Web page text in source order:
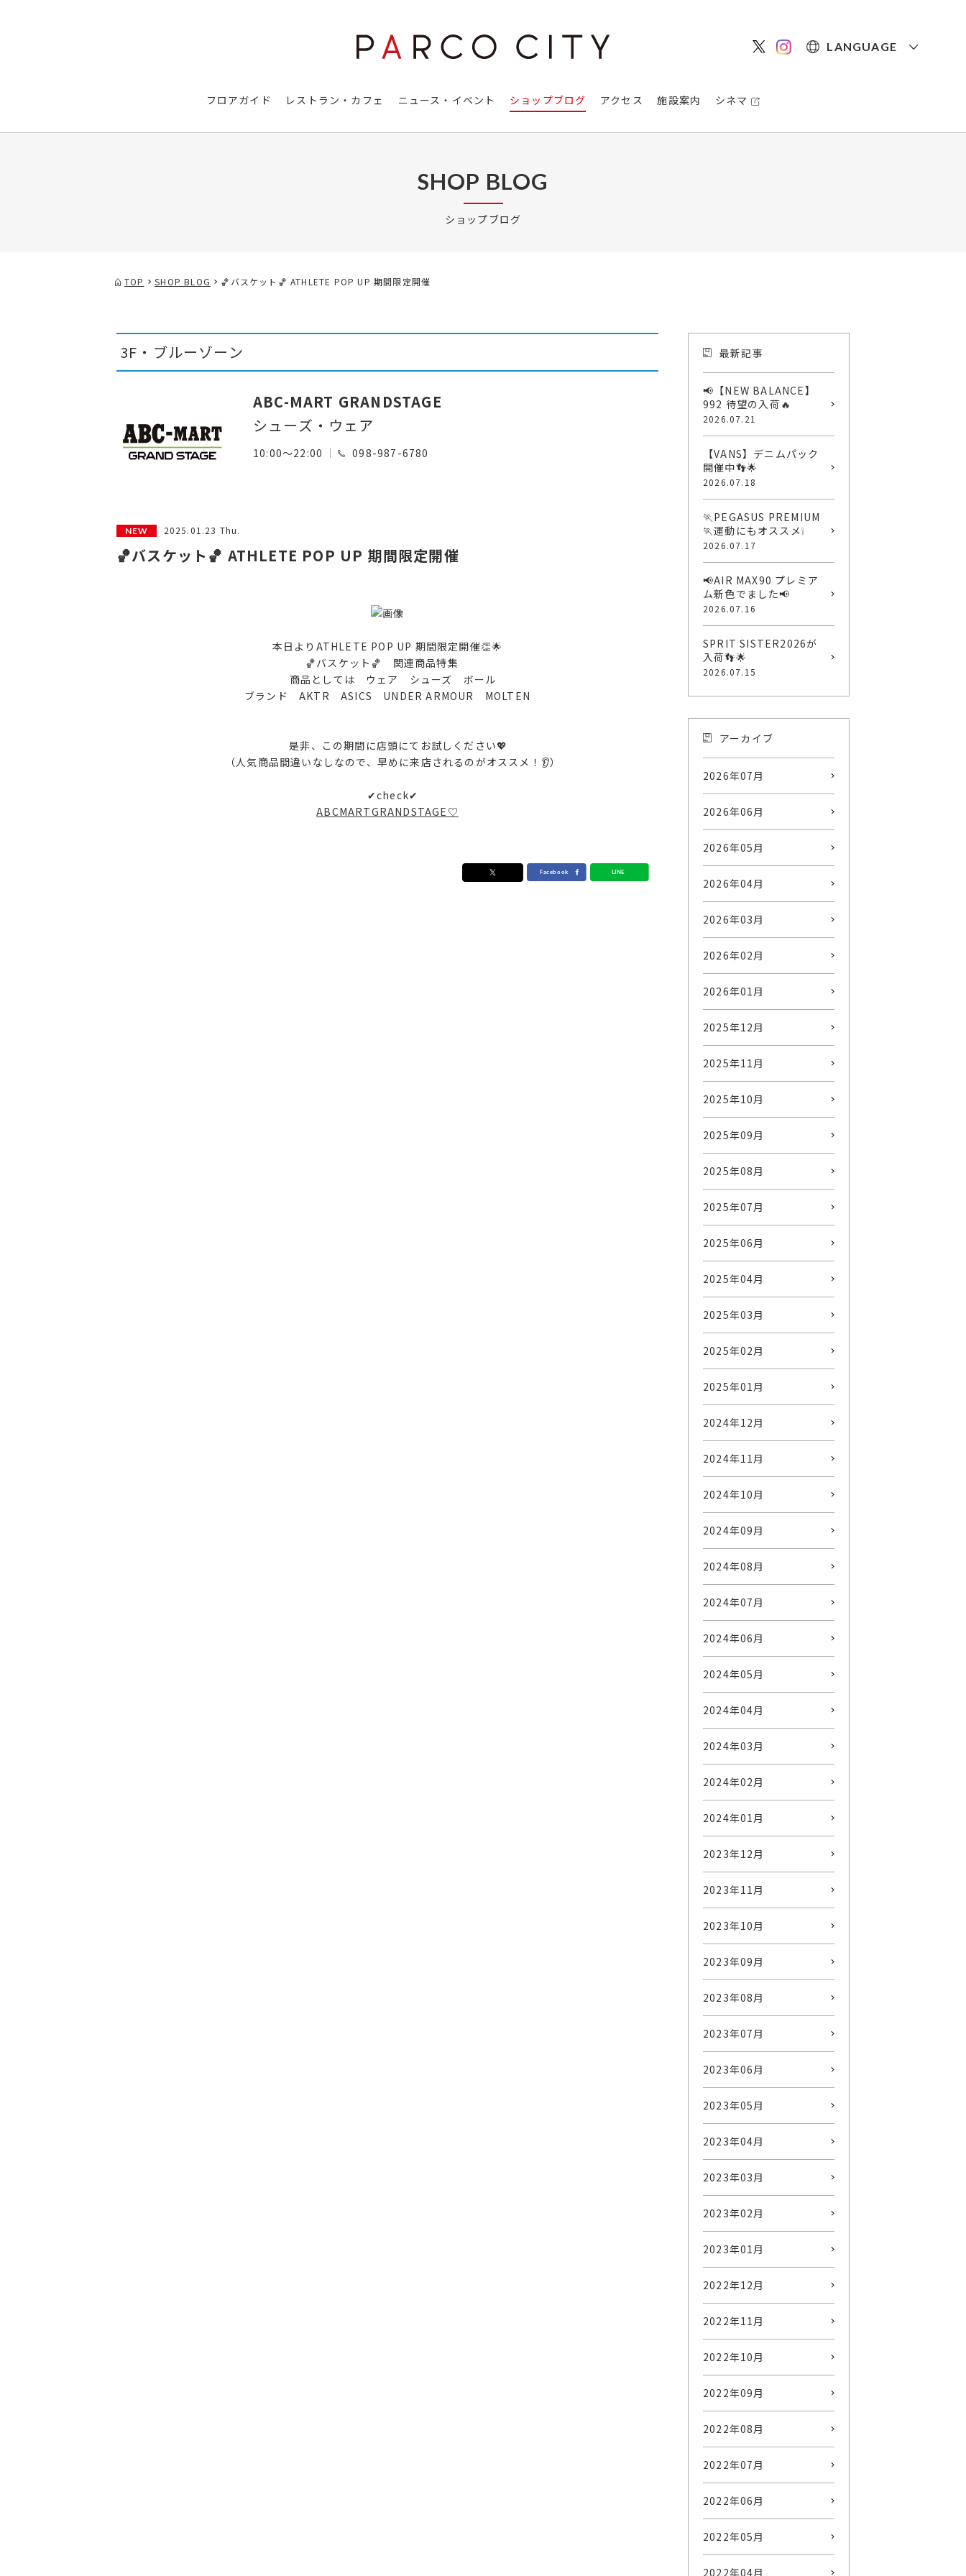
LANGUAGE
フロアガイド レストラン・カフェ ニュース・イベント ショップブログ アクセス 施設案内 シネマ
SHOP BLOG
ショップブログ
TOP SHOP BLOG 🏀バスケット🏀 ATHLETE POP UP 期間限定開催
3F・ブルーゾーン
ABC-MART GRANDSTAGE
シューズ・ウェア
10:00～22:00 098-987-6780
2025.01.23 Thu.
🏀バスケット🏀 ATHLETE POP UP 期間限定開催
本日よりATHLETE POP UP 期間限定開催👏🌟
🏀バスケット🏀 関連商品特集
商品としては ウェア シューズ ボール
ブランド AKTR ASICS UNDER ARMOUR MOLTEN
是非、この期間に店頭にてお試しください💖
（人気商品間違いなしなので、早めに来店されるのがオススメ！👂）
✔check✔
ABCMARTGRANDSTAGE♡
最新記事
📢【NEW BALANCE】
992 待望の入荷🔥
2026.07.21
【VANS】デニムパック
開催中👣🌟
2026.07.18
🏃PEGASUS PREMIUM
🏃運動にもオススメ❕
2026.07.17
📢AIR MAX90 プレミア
ム新色でました📢
2026.07.16
SPRIT SISTER2026が
入荷👣🌟
2026.07.15
アーカイブ
2026年07月
2026年06月
2026年05月
2026年04月
2026年03月
2026年02月
2026年01月
2025年12月
2025年11月
2025年10月
2025年09月
2025年08月
2025年07月
2025年06月
2025年04月
2025年03月
2025年02月
2025年01月
2024年12月
2024年11月
2024年10月
2024年09月
2024年08月
2024年07月
2024年06月
2024年05月
2024年04月
2024年03月
2024年02月
2024年01月
2023年12月
2023年11月
2023年10月
2023年09月
2023年08月
2023年07月
2023年06月
2023年05月
2023年04月
2023年03月
2023年02月
2023年01月
2022年12月
2022年11月
2022年10月
2022年09月
2022年08月
2022年07月
2022年06月
2022年05月
2022年04月